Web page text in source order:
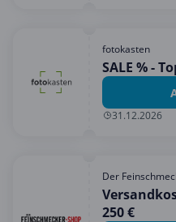
fotokasten
SALE % -
31.12.2026
Der
250 €